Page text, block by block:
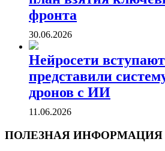
фронта
30.06.2026
Нейросети
представили
дронов с ИИ
11.06.2026
ПОЛЕЗНАЯ ИНФОРМАЦИЯ